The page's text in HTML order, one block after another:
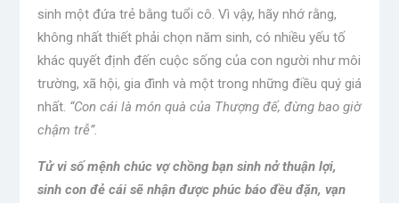
sinh một đứa trẻ bằng tuổi cô. Vì vậy, hãy nhớ rằng,
không nhất thiết phải chọn năm sinh, có nhiều yếu tố
khác quyết định đến cuộc sống của con người như môi
trường, xã hội, gia đình và một trong những điều quý giá
nhất. “Con cái là món quà của Thượng đế, đừng bao giờ
chậm trễ”.
Tử vi số mệnh chúc vợ chồng bạn sinh nở thuận lợi,
sinh con đẻ cái sẽ nhận được phúc báo đều đặn, vạn